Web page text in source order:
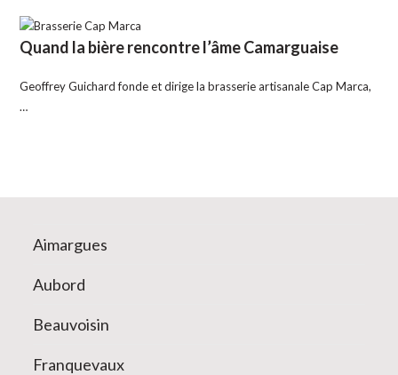
Quand la bière rencontre l’âme Camarguaise
Geoffrey Guichard fonde et dirige la brasserie artisanale Cap Marca,
…
Aimargues
Aubord
Beauvoisin
Franquevaux